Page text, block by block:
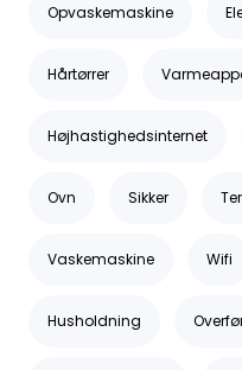
Opvaskemaskine
Hårtørrer
Højhastighedsinternet
Ovn Sikker
Vaskemaskine Wifi
Husholdning